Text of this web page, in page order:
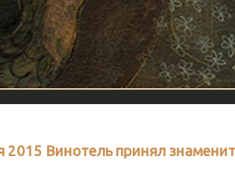
2015 Винотель принял